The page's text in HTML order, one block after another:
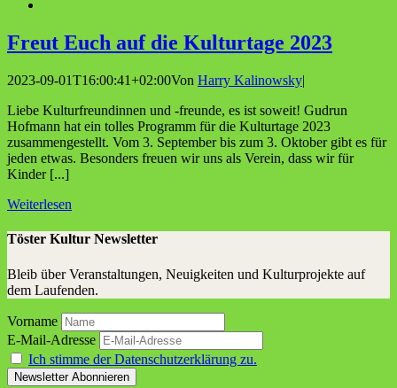
Freut Euch auf die Kul­tur­ta­ge 2023
2023-09-01T16:00:41+02:00Von Harry Kalinowsky|
Liebe Kulturfreundinnen und -freunde, es ist soweit! Gudrun
Hofmann hat ein tolles Programm für die Kulturtage 2023
zusammengestellt. Vom 3. September bis zum 3. Oktober gibt es für
jeden etwas. Besonders freuen wir uns als Verein, dass wir für
Kinder [...]
Weiterlesen
Töster Kultur Newsletter
Bleib über Veranstaltungen, Neuigkeiten und Kulturprojekte auf
dem Laufenden.
Vorname
E-Mail-Adresse
Ich stimme der Datenschutzerklärung zu.